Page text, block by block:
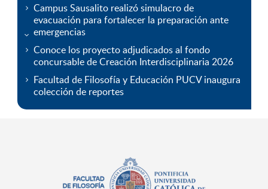
Campus Sausalito realizó simulacro de
evacuación para fortalecer la preparación ante
emergencias
Conoce los proyecto adjudicados al fondo
concursable de Creación Interdisciplinaria 2026
Facultad de Filosofía y Educación PUCV inaugura
colección de reportes